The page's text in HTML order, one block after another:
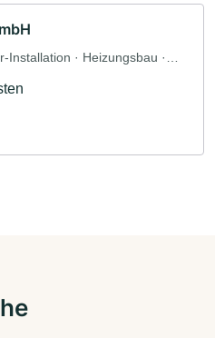
Installation · Heizungsbau ·